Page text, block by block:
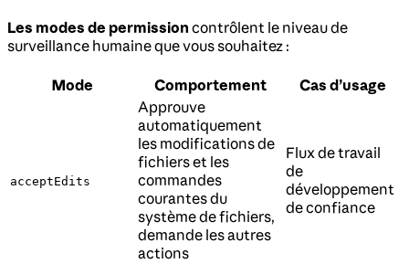
Les modes de permission contrôlent le niveau de
surveillance humaine que vous souhaitez :
Mode Comportement Cas d’usage
acceptEdits
Approuve
automatiquement
les modifications de
fichiers et les
commandes
courantes du
système de fichiers,
demande les autres
actions
Flux de travail
de
développement
de confiance